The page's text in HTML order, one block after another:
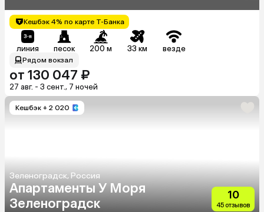
Кешбэк 4% по карте Т-Банка
линия песок 200 м 33 км везде
Рядом вокзал
от 130 047 ₽
27 авг. - 3 сент., 7 ночей
Кешбэк + 2 020
Зеленоградск, Россия
Апартаменты У Моря
Зеленоградск
10
45 отзывов